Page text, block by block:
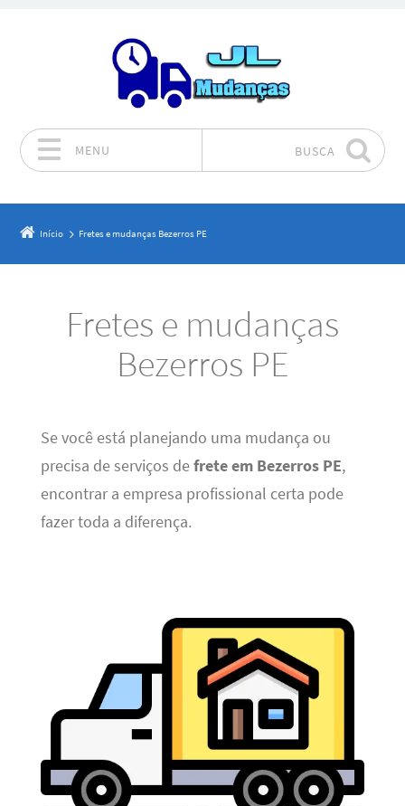
MENU BUSCA
Início Fretes e mudanças Bezerros PE
Fretes e mudanças
Bezerros PE
Se você está planejando uma mudança ou
precisa de serviços defrete em Bezerros PE,
encontrar a empresa profissional certa pode
fazer toda a diferença.